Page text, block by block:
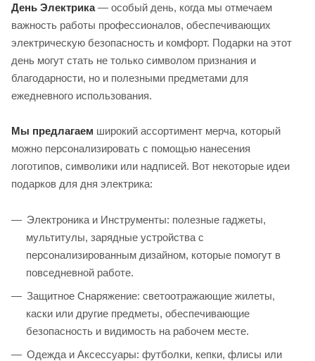
День Электрика— особый день, когда мы отмечаем
важность работы профессионалов, обеспечивающих
электрическую безопасность и комфорт. Подарки на этот
день могут стать не только символом признания и
благодарности, но и полезными предметами для
ежедневного использования.
Мы предлагаем широкий ассортимент мерча, который
можно персонализировать с помощью нанесения
логотипов, символики или надписей. Вот некоторые идеи
подарков для дня электрика:
Электроника и Инструменты: полезные гаджеты,
мультитулы, зарядные устройства с
персонализированным дизайном, которые помогут в
повседневной работе.
Защитное Снаряжение: светоотражающие жилеты,
каски или другие предметы, обеспечивающие
безопасность и видимость на рабочем месте.
Одежда и Аксессуары: футболки, кепки, флисы или